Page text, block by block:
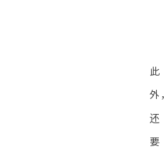
此
外，
还
要